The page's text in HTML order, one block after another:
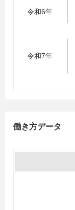
令和6年
令和7年
働き方データ